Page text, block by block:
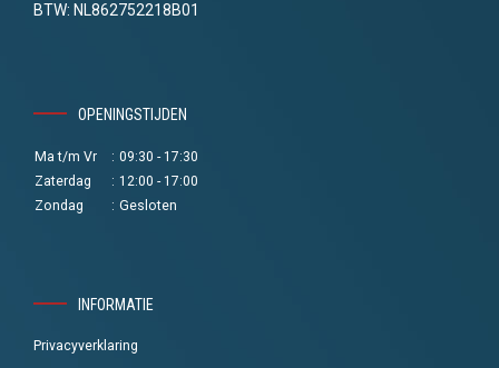
BTW: NL862752218B01
OPENINGSTIJDEN
Ma t/m Vr : 09:30 - 17:30
Zaterdag
: 12:00 - 17:00
Zondag
: Gesloten
INFORMATIE
Privacyverklaring